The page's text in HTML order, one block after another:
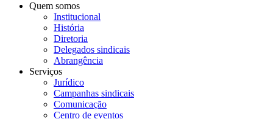
Quem somos
Institucional
História
Diretoria
Delegados sindicais
Abrangência
Serviços
Jurídico
Campanhas sindicais
Comunicação
Centro de eventos